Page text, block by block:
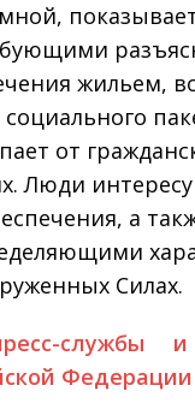
жильем,
от
Люди
а
Силах.
службы
Федерации